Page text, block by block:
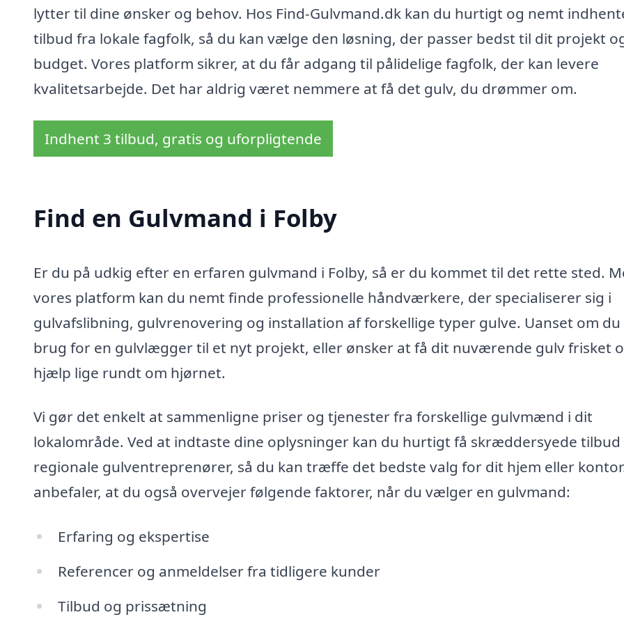
lytter til dine ønsker og behov. Hos Find-Gulvmand.dk kan du hurtigt og nemt
tilbud fra lokale fagfolk, så du kan vælge den løsning, der passer bedst til dit projekt
budget. Vores platform sikrer, at du får adgang til pålidelige fagfolk, der kan levere
kvalitetsarbejde. Det har aldrig været nemmere at få det gulv, du drømmer om.
Indhent 3 tilbud, gratis og uforpligtende
Find en Gulvmand i Folby
Er du på udkig efter en erfaren gulvmand i Folby, så er du kommet til det rette sted.
vores platform kan du nemt finde professionelle håndværkere, der specialiserer sig i
gulvafslibning, gulvrenovering og installation af forskellige typer gulve. Uanset om
brug for en gulvlægger til et nyt projekt, eller ønsker at få dit nuværende gulv frisket
hjælp lige rundt om hjørnet.
Vi gør det enkelt at sammenligne priser og tjenester fra forskellige gulvmænd i dit
lokalområde. Ved at indtaste dine oplysninger kan du hurtigt få skræddersyede tilbud
regionale gulventreprenører, så du kan træffe det bedste valg for dit hjem eller
anbefaler, at du også overvejer følgende faktorer, når du vælger en gulvmand:
Erfaring og ekspertise
Referencer og anmeldelser fra tidligere kunder
Tilbud og prissætning